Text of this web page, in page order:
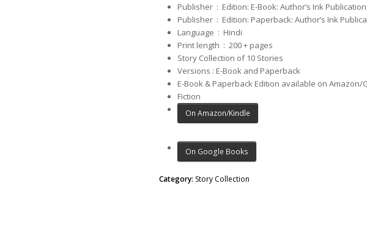
Publisher ‏ : ‎ Edition: E-Book: Author’s Ink
Publisher ‏ : ‎ Edition: Paperback: Author’s Ink
Language ‏ : ‎ Hindi
Print length ‏ : ‎ 200+ pages
Story Collection of 10 Stories
Versions : E-Book and Paperback
E-Book & Paperback Edition available on Amazon/
Fiction
On Amazon/Kindle
On Google Books
Category: Story Collection